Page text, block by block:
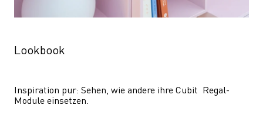
Lookbook
Inspiration pur: Sehen, wie andere ihre Cubit  Regal-
Module einsetzen.